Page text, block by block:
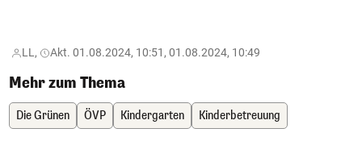
LL, Akt. 01.08.2024, 10:51, 01.08.2024, 10:49
Mehr zum Thema
Die Grünen ÖVP Kindergarten Kinderbetreuung